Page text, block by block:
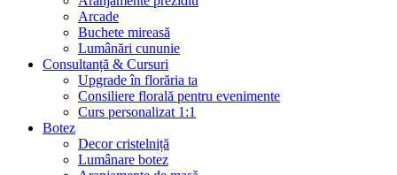
Arcade
Buchete mireasă
Lumânări cununie
Consultanță & Cursuri
Upgrade în florăria ta
Consiliere florală pentru evenimente
Curs personalizat 1:1
Botez
Decor cristelniță
Lumânare botez